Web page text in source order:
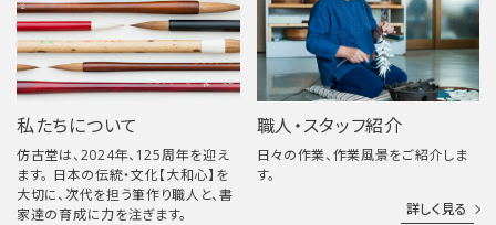
私たちについて
仿古堂は、2024年、125周年を迎え
ます。 日本の伝統・文化【大和心】を
大切に、次代を担う筆作り職人と、書
家達の育成に力を注ぎます。
職人・スタッフ紹介
日々の作業、作業風景をご紹介しま
す。
詳しく見る